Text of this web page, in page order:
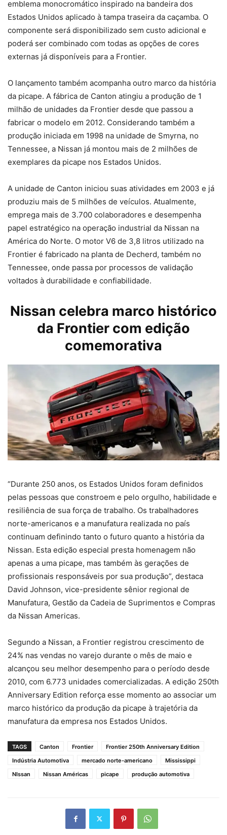
emblema monocromático inspirado na bandeira dos
Estados Unidos aplicado à tampa traseira da caçamba. O
componente será disponibilizado sem custo adicional e
poderá ser combinado com todas as opções de cores
externas já disponíveis para a Frontier.
O lançamento também acompanha outro marco da história
da picape. A fábrica de Canton atingiu a produção de 1
milhão de unidades da Frontier desde que passou a
fabricar o modelo em 2012. Considerando também a
produção iniciada em 1998 na unidade de Smyrna, no
Tennessee, a Nissan já montou mais de 2 milhões de
exemplares da picape nos Estados Unidos.
A unidade de Canton iniciou suas atividades em 2003 e já
produziu mais de 5 milhões de veículos. Atualmente,
emprega mais de 3.700 colaboradores e desempenha
papel estratégico na operação industrial da Nissan na
América do Norte. O motor V6 de 3,8 litros utilizado na
Frontier é fabricado na planta de Decherd, também no
Tennessee, onde passa por processos de validação
voltados à durabilidade e confiabilidade.
Nissan celebra marco histórico
da Frontier com edição
comemorativa
“Durante 250 anos, os Estados Unidos foram definidos
pelas pessoas que constroem e pelo orgulho, habilidade e
resiliência de sua força de trabalho. Os trabalhadores
norte-americanos e a manufatura realizada no país
continuam definindo tanto o futuro quanto a história da
Nissan. Esta edição especial presta homenagem não
apenas a uma picape, mas também às gerações de
profissionais responsáveis por sua produção”, destaca
David Johnson, vice-presidente sênior regional de
Manufatura, Gestão da Cadeia de Suprimentos e Compras
da Nissan Americas.
Segundo a Nissan, a Frontier registrou crescimento de
24% nas vendas no varejo durante o mês de maio e
alcançou seu melhor desempenho para o período desde
2010, com 6.773 unidades comercializadas. A edição 250th
Anniversary Edition reforça esse momento ao associar um
marco histórico da produção da picape à trajetória da
manufatura da empresa nos Estados Unidos.
TAGS Canton Frontier
Frontier 250th Anniversary Edition
Indústria Automotiva
mercado norte-americano
Mississippi
NIssan
Nissan Américas picape produção automotiva